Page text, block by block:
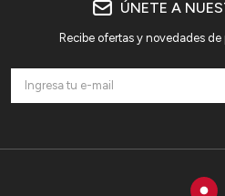
ÚNETE A
Recibe ofertas y novedades